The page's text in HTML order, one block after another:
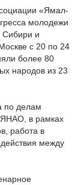
«Ямал-
молодежи
Сибири и
с 20 по 24
более 80
народов из 23
по делам
в рамках
работа в
между